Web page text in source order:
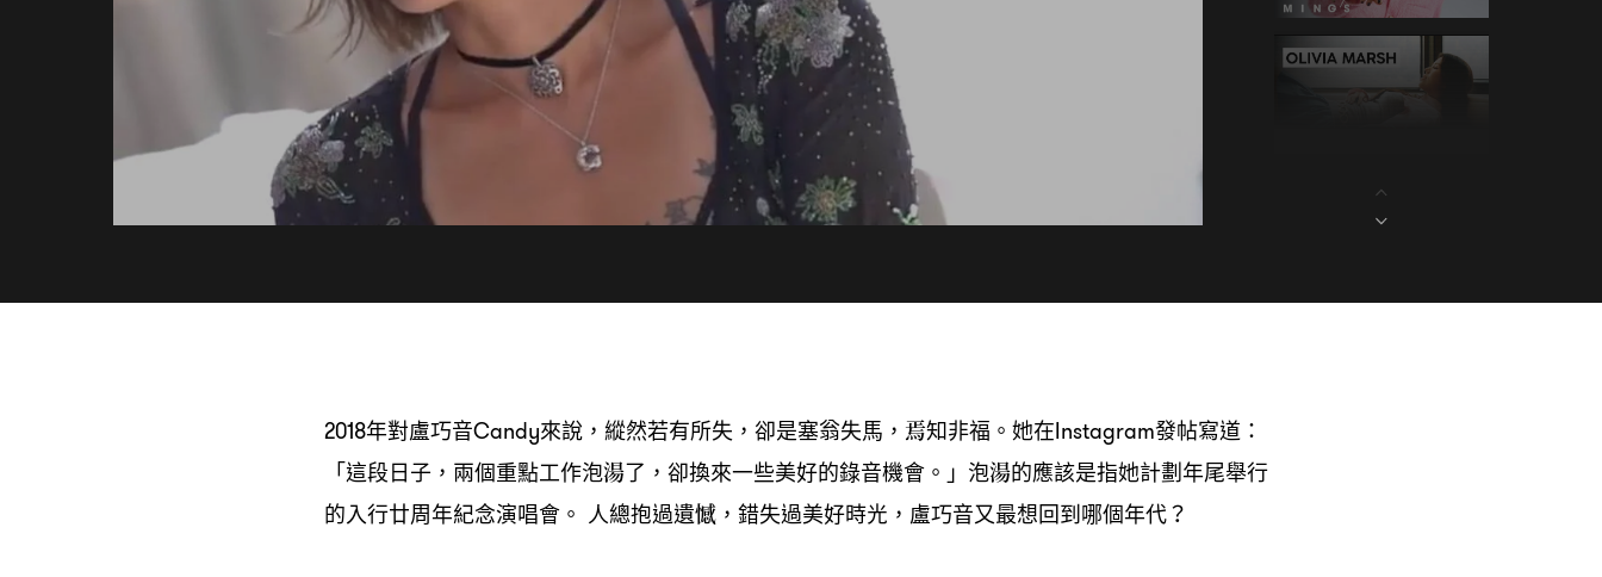
2018年對盧巧音Candy來說 ， 縱然若有所失 ， 卻是塞翁失馬 ， 焉知非福。她在Instagram發帖寫道 ：
「這段日子 ， 兩個重點工作泡湯了 ， 卻換來一些美好的錄音機會。」泡湯的應該是指她計劃年尾舉行
的入行廿周年紀念演唱會。 人總抱過遺憾 ， 錯失過美好時光 ， 盧巧音又最想回到哪個年代？